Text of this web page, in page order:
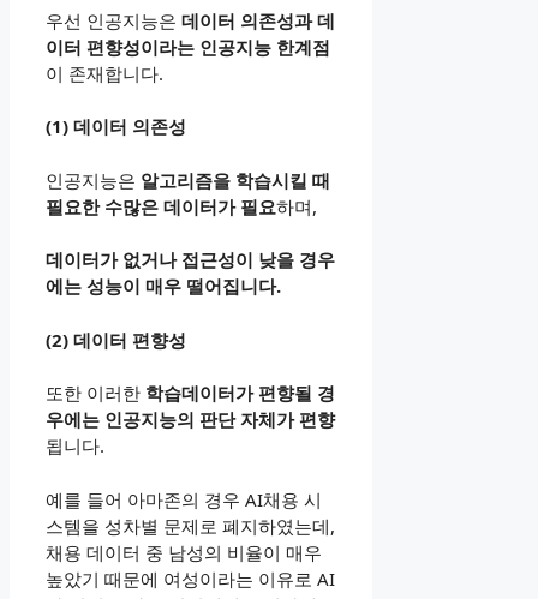
우선 인공지능은 데이터 의존성과 데
이터 편향성이라는 인공지능 한계점
이 존재합니다.
(1) 데이터 의존성
인공지능은 알고리즘을 학습시킬 때
필요한 수많은 데이터가 필요하며,
데이터가 없거나 접근성이 낮을 경우
에는 성능이 매우 떨어집니다.
(2) 데이터 편향성
또한 이러한 학습데이터가 편향될 경
우에는 인공지능의 판단 자체가 편향
됩니다.
예를 들어 아마존의 경우 AI채용 시
스템을 성차별 문제로 폐지하였는데,
채용 데이터 중 남성의 비율이 매우
높았기 때문에 여성이라는 이유로 AI